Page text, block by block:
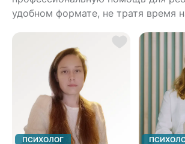
удобном формате, не тратя время
ПСИХОЛОГ